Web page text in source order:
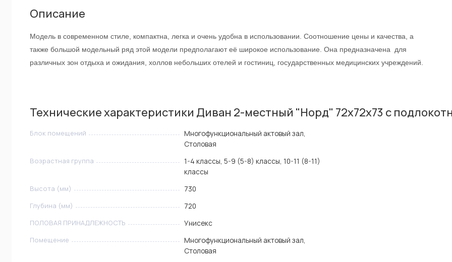
Описание
Модель в современном стиле, компактна, легка и очень удобна в использовании. Соотношение цены и качества, а
также большой модельный ряд этой модели предполагают её широкое использование. Она предназначена для
различных зон отдыха и ожидания, холлов небольших отелей и гостиниц, государственных медицинских учреждений.
Технические характеристики Диван 2-местный "Норд" 72х72х73 с
Блок помещений
Многофункциональный актовый зал,
Столовая
Возрастная группа
1-4 классы, 5-9 (5-8) классы, 10-11 (8-11)
классы
Высота (мм) 730
Глубина (мм) 720
ПОЛОВАЯ ПРИНАДЛЕЖНОСТЬ Унисекс
Помещение
Многофункциональный актовый зал,
Столовая